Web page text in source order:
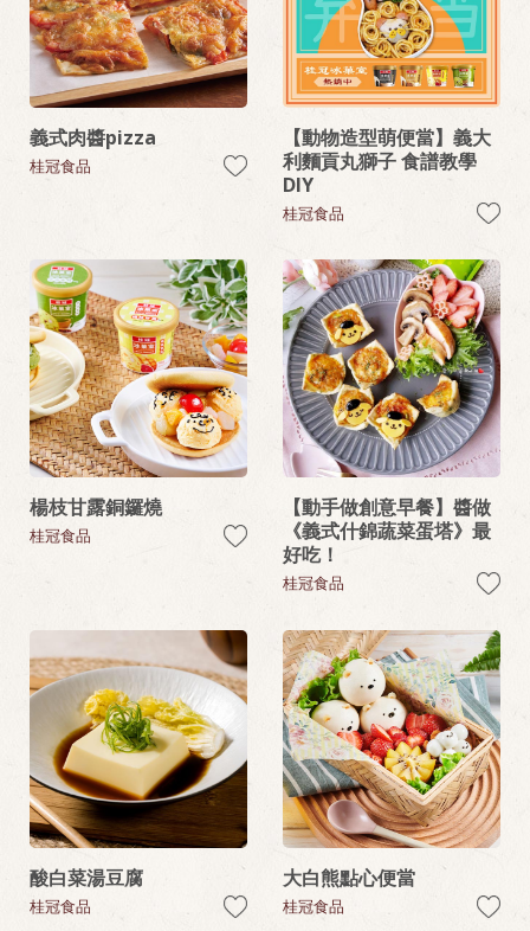
義式肉醬pizza
桂冠食品
【動物造型萌便當】義大
利麵貢丸獅子 食譜教學
DIY
桂冠食品
楊枝甘露銅鑼燒
桂冠食品
【動手做創意早餐】醬做
《義式什錦蔬菜蛋塔》最
好吃！
桂冠食品
酸白菜湯豆腐
桂冠食品
大白熊點心便當
桂冠食品